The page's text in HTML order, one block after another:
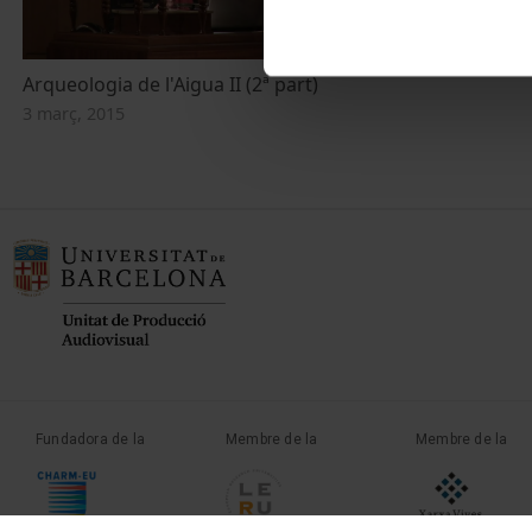
Arqueologia de l'Aigua II (2ª part)
3 març, 2015
Fundadora de la Membre de la Membre de la